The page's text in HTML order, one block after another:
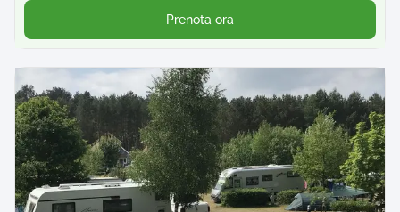
Prenota ora